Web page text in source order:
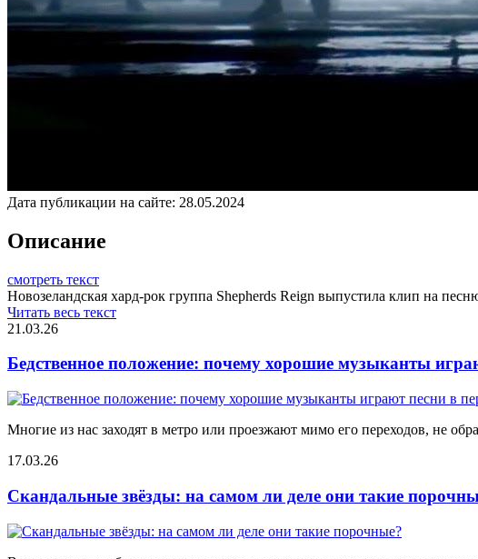
Дата публикации на сайте: 28.05.2024
Описание
смотреть текст
Новозеландская хард-рок группа Shepherds Reign выпустила клип на
Читать весь текст
21.03.26
Бедственное положение: почему хорошие музыканты
Многие из нас заходят в метро или проезжают мимо его переходов, не
17.03.26
Скандальные звёзды: на самом ли деле они такие